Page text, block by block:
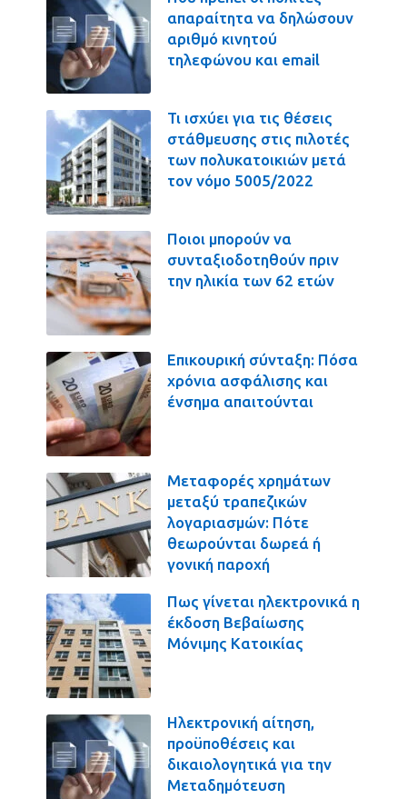
απαραίτητα να δηλώσουν
αριθμό κινητού
τηλεφώνου και email
Τι ισχύει για τις θέσεις
στάθμευσης στις πιλοτές
των πολυκατοικιών μετά
τον νόμο 5005/2022
Ποιοι μπορούν να
συνταξιοδοτηθούν πριν
την ηλικία των 62 ετών
Επικουρική σύνταξη: Πόσα
χρόνια ασφάλισης και
ένσημα απαιτούνται
Μεταφορές χρημάτων
μεταξύ τραπεζικών
λογαριασμών: Πότε
θεωρούνται δωρεά ή
γονική παροχή
Πως γίνεται ηλεκτρονικά η
έκδοση Βεβαίωσης
Μόνιμης Κατοικίας
Ηλεκτρονική αίτηση,
προϋποθέσεις και
δικαιολογητικά για την
Μεταδημότευση